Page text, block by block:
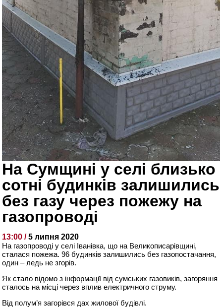
На Сумщині у селі близько
сотні будинків залишились
без газу через пожежу на
газопроводі
13:00 /5 липня 2020
На газопроводі у селі Іванівка, що на Великописарівщині,
сталася пожежа. 96 будинків залишились без газопостачання,
один – ледь не згорів.
Як стало відомо з інформації від сумських газовиків, загоряння
сталось на місці через вплив електричного струму.
Від полум’я загорівся дах жилової будівлі.